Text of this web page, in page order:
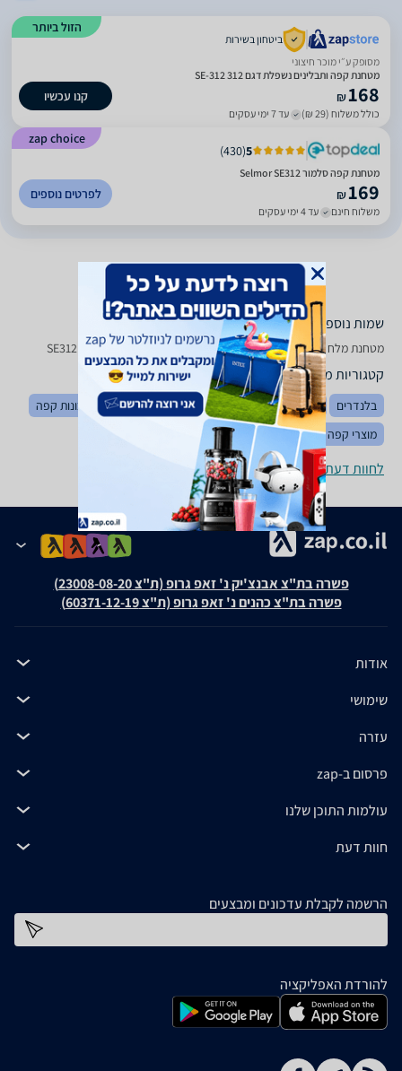
הזול ביותר
ביטחון בשירות
מסופק ע״י מוכר חיצוני
מטחנת קפה ותבלינים נשפלת דגם 312 SE-312
₪168
כולל משלוח (29 ₪) עד 7 ימי עסקים
קנו עכשיו
zap choice
5
(
430
)
מטחנת קפה סלמור Selmor SE312
₪169
משלוח חינם עד 4 ימי עסקים
לפרטים נוספים
שמות נוספים לדגם
מטחנת ‏מלח ופלפל Selmor SE 312 סלמור, SE312 סלמור , סלמור SE312
קטגוריות משלימות
בלנדרים קפסולות למכונות קפה קפה, תה ואביזריהם
מכונות קפה
מוצרי קפה
מכשירים משלימים למטבח
לחוות דעת ופרטי החנויות
פשרה בת"צ אבנצ'יק נ' זאפ גרופ (ת"צ 23008-08-20)
פשרה בת"צ כהנים נ' זאפ גרופ (ת"צ 60371-12-19)
אודות
שימושי
עזרה
פרסום ב-zap
עולמות התוכן שלנו
חוות דעת
הרשמה לקבלת עדכונים ומבצעים
להורדת האפליקציה